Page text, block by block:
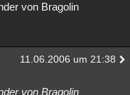
von Bragolin
11.06.2006 um 21:38
von Bragolin